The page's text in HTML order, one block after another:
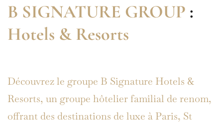
B SIGNATURE GROUP :
Hotels & Resorts
Découvrez le groupe B Signature Hotels &
Resorts, un groupe hôtelier familial de renom,
offrant des destinations de luxe à Paris, St